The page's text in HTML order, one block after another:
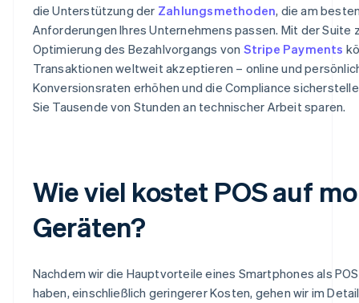
die Unterstützung der Zahlungsmethoden, die am
Anforderungen Ihres Unternehmens passen. Mit der Suite
Optimierung des Bezahlvorgangs von Stripe Payments
Transaktionen weltweit akzeptieren – online und
Konversionsraten erhöhen und die Compliance
Sie Tausende von Stunden an technischer Arbeit sparen.
Wie viel kostet POS auf
Geräten?
Nachdem wir die Hauptvorteile eines Smartphones als
haben, einschließlich geringerer Kosten, gehen wir im